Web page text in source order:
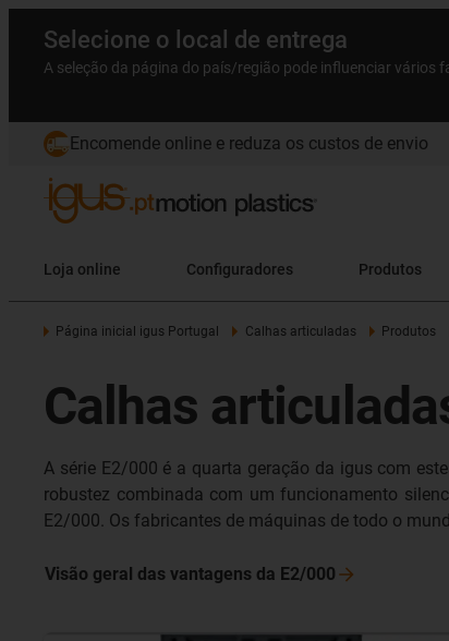
Selecione o local de entrega
A seleção da página do país/região pode influenciar vários
Encomende online e reduza os custos de envio
Loja online Configuradores Produtos
Página inicial igus Portugal Calhas articuladas Produtos
Calhas
A série E2/000 é a quarta geração da igus com
robustez combinada com um funcionamento
E2/000. Os fabricantes de máquinas de todo o
Visão geral das vantagens da E2/000